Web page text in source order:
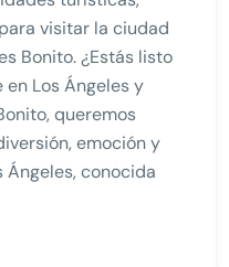
visitar la ciudad
Bonito. ¿Estás listo
Los Ángeles y
queremos
emoción y
Ángeles, conocida